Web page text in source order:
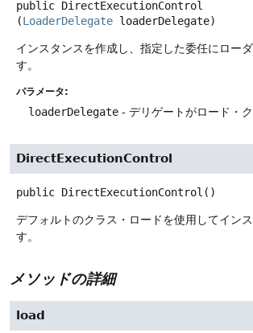
public DirectExecutionControl
(LoaderDelegate loaderDelegate)
インスタンスを作成し、指定した委任にロー
す。
パラメータ:
loaderDelegate - デリゲートがロード・
DirectExecutionControl
public DirectExecutionControl ()
デフォルトのクラス・ロードを使用してイン
す。
メソッドの詳細
load